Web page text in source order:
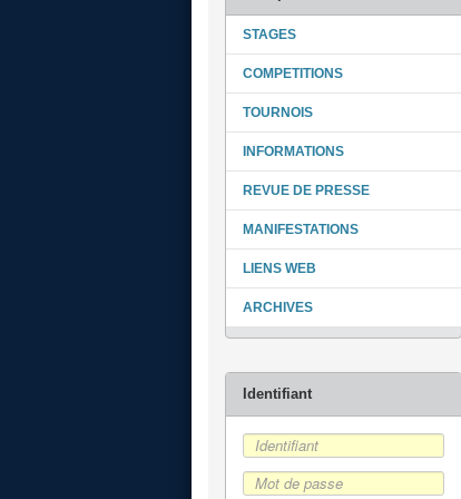
STAGES
COMPETITIONS
TOURNOIS
INFORMATIONS
REVUE DE PRESSE
MANIFESTATIONS
LIENS WEB
ARCHIVES